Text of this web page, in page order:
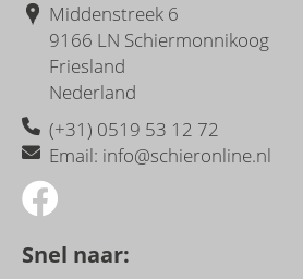
Middenstreek 6
9166 LN Schiermonnikoog
Friesland
Nederland
(+31) 0519 53 12 72
Email: info@schieronline.nl
Snel naar: